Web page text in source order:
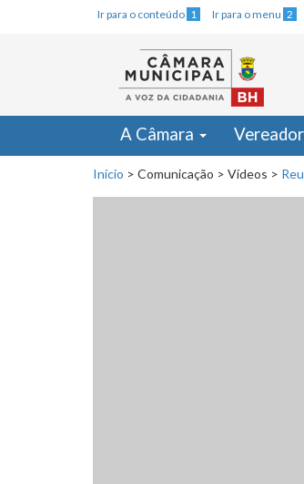
Ir para o conteúdo 1 Ir para o menu 2
A Câmara
Início > Comunicação > Vídeos >